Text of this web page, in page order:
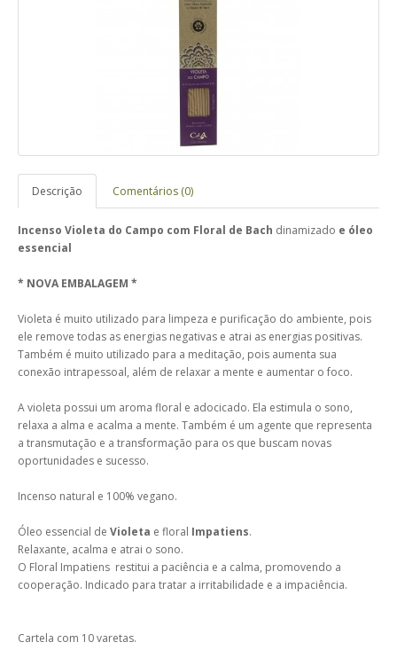
Descrição Comentários (0)
Incenso Violeta do Campo com Floral de Bach dinamizado e óleo
essencial
* NOVA EMBALAGEM *
Violeta é muito utilizado para limpeza e purificação do ambiente, pois
ele remove todas as energias negativas e atrai as energias positivas.
Também é muito utilizado para a meditação, pois aumenta sua
conexão intrapessoal, além de relaxar a mente e aumentar o foco.
A violeta possui um aroma floral e adocicado. Ela estimula o sono,
relaxa a alma e acalma a mente. Também é um agente que representa
a transmutação e a transformação para os que buscam novas
oportunidades e sucesso.
Incenso natural e 100% vegano.
Óleo essencial de Violeta e floral Impatiens.
Relaxante, acalma e atrai o sono.
O Floral Impatiens restitui a paciência e a calma, promovendo a
cooperação. Indicado para tratar a irritabilidade e a impaciência.
Cartela com 10 varetas.